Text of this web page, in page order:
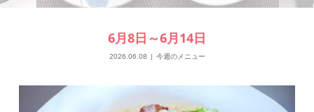
6月8日～6月14日
2026.06.08 今週のメニュー